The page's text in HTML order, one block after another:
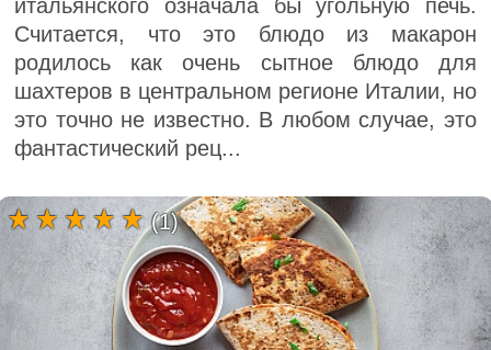
итальянского означала бы угольную печь.
Считается, что это блюдо из макарон
родилось как очень сытное блюдо для
шахтеров в центральном регионе Италии, но
это точно не известно. В любом случае, это
фантастический рец...
(1)